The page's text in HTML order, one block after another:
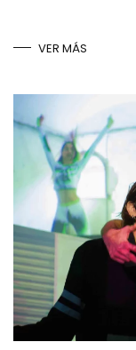
VER MÁS